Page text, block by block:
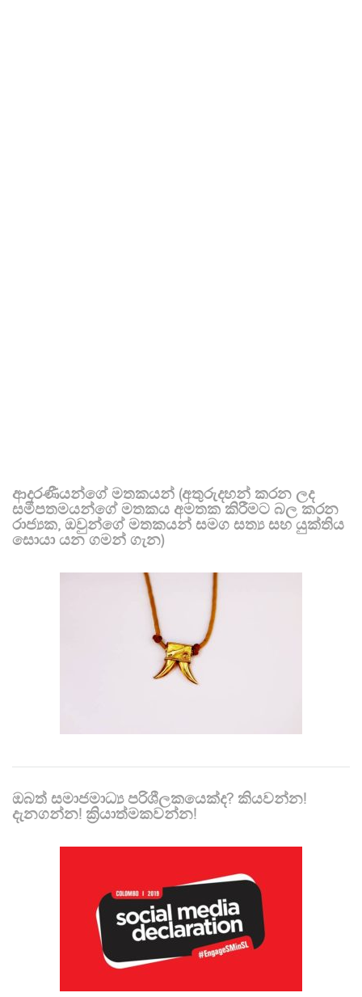
ආදරණීයන්ගේ මතකයන් (අතුරුදහන් කරන ලද
සමීපතමයන්ගේ මතකය අමතක කිරීමට බල කරන
රාජ්‍යක, ඔවුන්ගේ මතකයන් සමග සත්‍ය සහ යුක්තිය
සොයා යන ගමන් ගැන)
ඔබත් සමාජමාධ්‍ය පරිශීලකයෙක්ද? කියවන්න!
දැනගන්න! ක්‍රියාත්මකවන්න!